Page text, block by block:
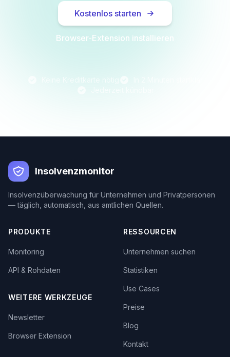
Kostenlos starten
Browser-Extension installieren
Insolvenzmonitor
Insolvenzüberwachung für Unternehmen und Privatpersonen
— täglich, automatisch, aus amtlichen Quellen.
PRODUKTE
Monitoring
API & Rohdaten
WEITERE WERKZEUGE
Newsletter
Browser Extension
RESSOURCEN
Unternehmen suchen
Statistiken
Use Cases
Preise
Blog
Kontakt